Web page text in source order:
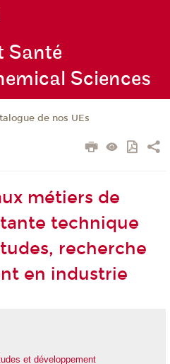
Santé
Sciences
de nos UEs
métiers de
technique
recherche
en industrie
et développement